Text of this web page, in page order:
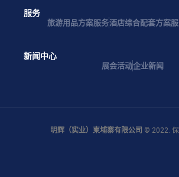
服务
旅游用品方案服务酒店综合配套方案
新闻中心
展会活动企业新闻
明辉（实业）柬埔寨有限公司 © 2022. 保